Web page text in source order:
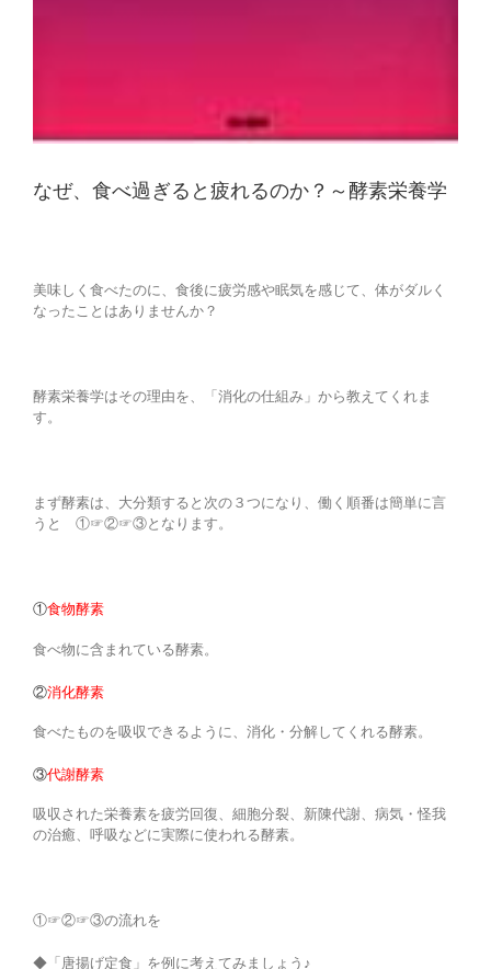
なぜ、食べ過ぎると疲れるのか？～酵素栄養学
美味しく食べたのに、食後に疲労感や眠気を感じて、体がダルく
なったことはありませんか？
酵素栄養学はその理由を、「消化の仕組み」から教えてくれま
す。
まず酵素は、大分類すると次の３つになり、働く順番は簡単に言
うと ①☞②☞③となります。
①食物酵素
食べ物に含まれている酵素。
②消化酵素
食べたものを吸収できるように、消化・分解してくれる酵素。
③代謝酵素
吸収された栄養素を疲労回復、細胞分裂、新陳代謝、病気・怪我
の治癒、呼吸などに実際に使われる酵素。
①☞②☞③の流れを
◆「唐揚げ定食」を例に考えてみましょう♪